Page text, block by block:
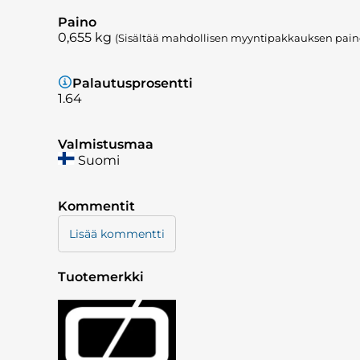
Paino
0,655 kg (Sisältää mahdollisen myyntipakkauksen
Palautusprosentti
1.64
Valmistusmaa
Suomi
Kommentit
Lisää kommentti
Tuotemerkki